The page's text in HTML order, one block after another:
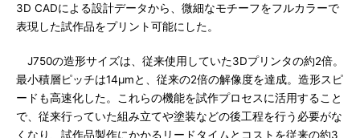
3D CADによる設計データから、微細なモチーフをフルカラーで
表現した試作品をプリント可能にした。
J750の造形サイズは、従来使用していた3Dプリンタの約2倍。
最小積層ピッチは14μmと、従来の2倍の解像度を達成。造形スピ
ードも高速化した。これらの機能を試作プロセスに活用すること
で、従来行っていた組み立てや塗装などの後工程を行う必要がな
くなり、試作品製作にかかるリードタイムとコストを従来の約3